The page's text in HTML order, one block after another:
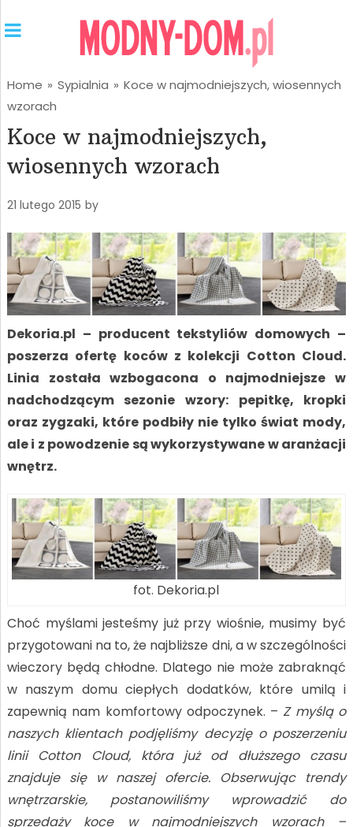
Home » Sypialnia » Koce w najmodniejszych, wiosennych
wzorach
Koce w najmodniejszych,
wiosennych wzorach
21 lutego 2015 by
Dekoria.pl – producent tekstyliów domowych –
poszerza ofertę koców z kolekcji Cotton Cloud.
Linia została wzbogacona o najmodniejsze w
nadchodzącym sezonie wzory: pepitkę, kropki
oraz zygzaki, które podbiły nie tylko świat mody,
ale i z powodzenie są wykorzystywane w aranżacji
wnętrz.
fot. Dekoria.pl
Choć myślami jesteśmy już przy wiośnie, musimy być
przygotowani na to, że najbliższe dni, a w szczególności
wieczory będą chłodne. Dlatego nie może zabraknąć
w naszym domu ciepłych dodatków, które umilą i
zapewnią nam komfortowy odpoczynek. –Z myślą o
naszych klientach podjęliśmy decyzję o poszerzeniu
linii Cotton Cloud, która już od dłuższego czasu
znajduje się w naszej ofercie. Obserwując trendy
wnętrzarskie, postanowiliśmy wprowadzić do
sprzedaży koce w najmodniejszych wzorach –